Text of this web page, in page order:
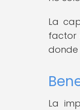
La
factor
donde
La